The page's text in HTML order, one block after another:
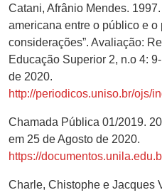
Catani, Afrânio Mendes.
americana entre o público e o
considerações”. Avaliação:
Educação Superior 2, n.o 4:
de 2020.
http://periodicos.uniso.br/ojs/
Chamada Pública 01/2019.
em 25 de Agosto de 2020.
https://
Charle, Chistophe e Jacques